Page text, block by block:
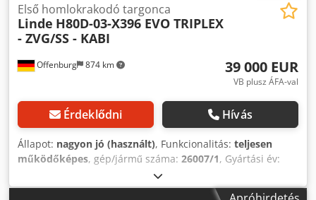
Offenburg 874 km
Első homlokrakodó targonca
Linde H80D-03-X396 EVO TRIPLEX
- ZVG/SS - KABI
39 000 EUR
VB plusz ÁFA-val
Érdeklődni Hívás
Állapot: nagyon jó (használt), Funkcionalitás: teljesen
működőképes, gép/jármű száma: 26007/1, Gyártási év:
, teherbírás:
magasság:5 600 mm, teher súlypontja:600 mm,